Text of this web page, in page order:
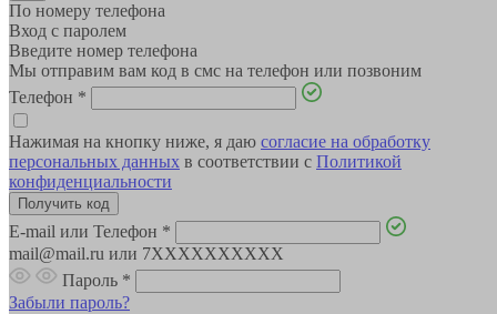
По номеру телефона
Вход с паролем
Введите номер телефона
Мы отправим вам код в смс на телефон или позвоним
Телефон *
Нажимая на кнопку ниже, я даю согласие на обработку
персональных данных в соответствии с Политикой
конфиденциальности
E-mail или Телефон *
mail@mail.ru или 7XXXXXXXXXX
Пароль *
Забыли пароль?